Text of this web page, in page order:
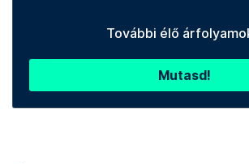
További élő
Mutasd!